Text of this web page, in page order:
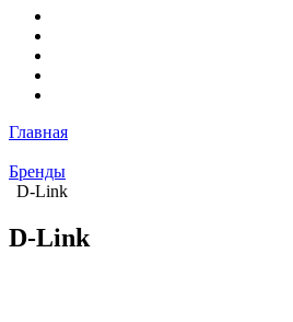
Главная
Бренды
D-Link
D-Link